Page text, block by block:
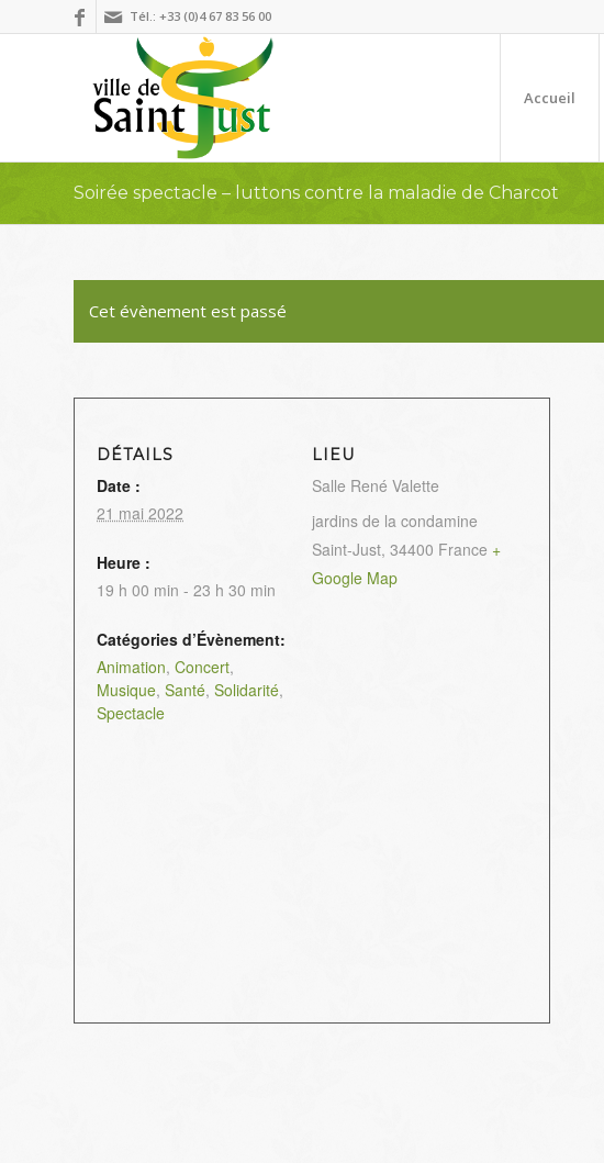
Tél.: +33 (0)4 67 83 56 00
Accueil
Soirée spectacle – luttons contre la maladie de Charcot
Cet évènement est passé
DÉTAILS
Date :
21 mai 2022
Heure :
19 h 00 min - 23 h 30 min
Catégories d’Évènement:
Animation, Concert,
Musique, Santé, Solidarité,
Spectacle
LIEU
Salle René Valette
jardins de la condamine
Saint-Just, 34400 France +
Google Map